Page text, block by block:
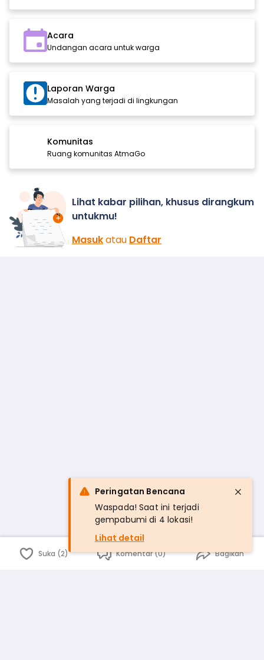
Acara
Undangan acara untuk warga
Laporan Warga
Masalah yang terjadi di lingkungan
Komunitas
Ruang komunitas AtmaGo
Lihat kabar pilihan, khusus dirangkum
untukmu!
Masukatau Daftar
Suka (2) Komentar (0) Bagikan
Peringatan Bencana
Waspada! Saat ini terjadi
gempabumi di 4 lokasi!
Lihat detail